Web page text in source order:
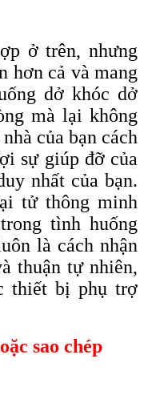
ở trên, nhưng
hơn cả và mang
dở khóc dở
mà lại không
của bạn cách
sự giúp đỡ của
nhất của bạn.
tử thông minh
tình huống
là cách nhận
thuận tự nhiên,
thiết bị phụ trợ
sao chép